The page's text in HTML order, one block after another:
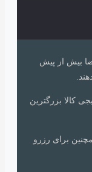
بیش از پیش
کالا بزرگترین
برای رزرو